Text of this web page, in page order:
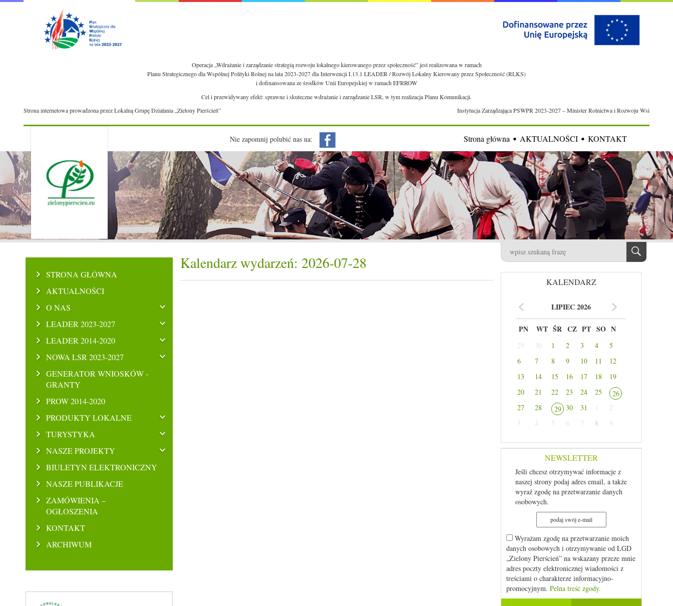
Operacja „Wdrażanie i zarządzanie strategią rozwoju lokalnego kierowanego przez społeczność” jest realizowana w ramach
Planu Strategicznego dla Wspólnej Polityki Rolnej na lata 2023-2027 dla Interwencji I.13.1 LEADER / Rozwój Lokalny Kierowany przez Społeczność (RLKS)
i dofinansowana ze środków Unii Europejskiej w ramach EFRROW
Cel i przewidywany efekt: sprawne i skuteczne wdrażanie i zarządzanie LSR, w tym realizacja Planu Komunikacji.
Strona internetowa prowadzona przez Lokalną Grupę Działania „Zielony Pierścień”
Instytucja Zarządzająca PSWPR 2023-2027 – Minister Rolnictwa i Rozwoju Wsi
Nie zapomnij polubić nas na: Strona główna AKTUALNOŚCI KONTAKT
STRONA GŁÓWNA
AKTUALNOŚCI
O NAS
LEADER 2023-2027
LEADER 2014-2020
NOWA LSR 2023-2027
GENERATOR WNIOSKÓW -
GRANTY
PROW 2014-2020
PRODUKTY LOKALNE
TURYSTYKA
NASZE PROJEKTY
BIULETYN ELEKTRONICZNY
NASZE PUBLIKACJE
ZAMÓWIENIA –
OGŁOSZENIA
KONTAKT
ARCHIWUM
Kalendarz wydarzeń: 2026-07-28
KALENDARZ
LIPIEC 2026
PN WT ŚR CZ PT SO N
29 30 1 2 3 4
5
6
7 8 9 10 11
12
13
14 15 16 17 18
19
20
21 22 23 24 25
26
27
28 29 30 31 1
2
3
4 5 6 7 8 9
NEWSLETTER
Jeśli chcesz otrzymywać informacje z
naszej strony podaj adres email, a także
wyraź zgodę na przetwarzanie danych
osobowych.
Wyrażam zgodę na przetwarzanie moich
danych osobowych i otrzymywanie od LGD
„Zielony Pierścień” na wskazany przeze mnie
adres poczty elektronicznej wiadomości z
treściami o charakterze informacyjno-
promocyjnym. Pelna treść zgody.